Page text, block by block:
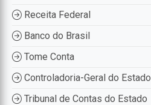
Receita Federal
Banco do Brasil
Tome Conta
Controladoria-Geral do Estado
Tribunal de Contas do Estado